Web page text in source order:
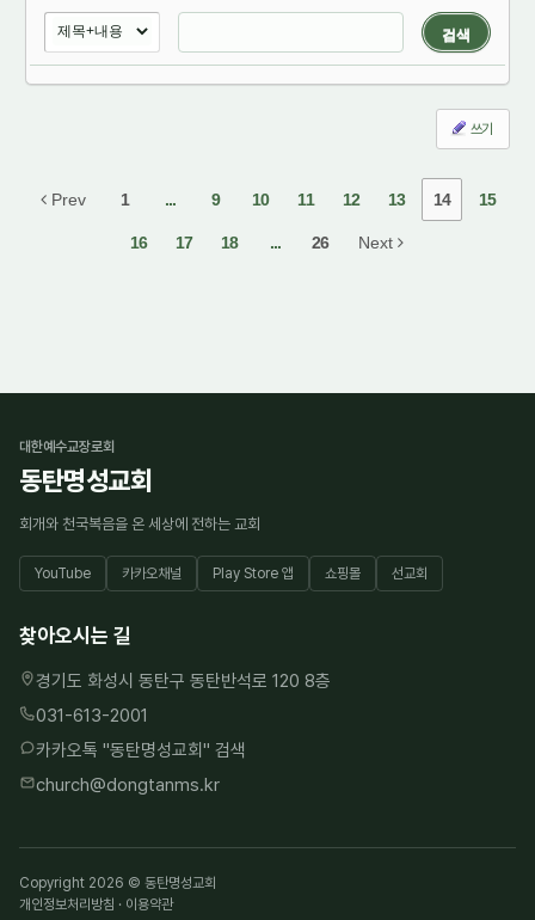
검색
쓰기
Prev 1 ... 9 10 11 12 13 14 15
16 17 18 ... 26 Next
대한예수교장로회
동탄명성교회
회개와 천국복음을 온 세상에 전하는 교회
YouTube 카카오채널 Play Store 앱 쇼핑몰 선교회
찾아오시는 길
경기도 화성시 동탄구 동탄반석로 120 8층
031-613-2001
카카오톡 "동탄명성교회" 검색
church@dongtanms.kr
Copyright 2026 © 동탄명성교회
개인정보처리방침 · 이용약관